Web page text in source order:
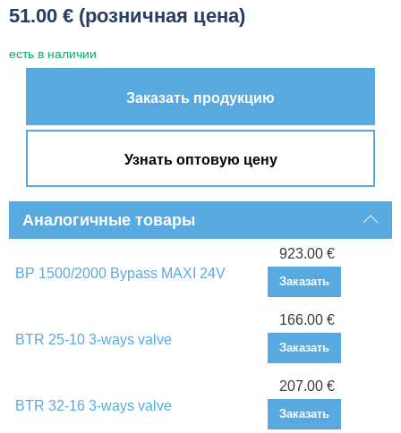
51.00 € (розничная цена)
есть в наличии
Заказать продукцию
Узнать оптовую цену
Аналогичные товары
BP 1500/2000 Bypass MAXI 24V
923.00 €
Заказать
BTR 25-10 3-ways valve
166.00 €
Заказать
BTR 32-16 3-ways valve
207.00 €
Заказать